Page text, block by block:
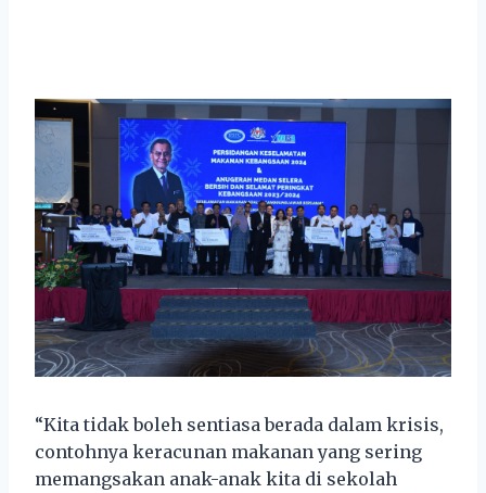
“Kita tidak boleh sentiasa berada dalam krisis,
contohnya keracunan makanan yang sering
memangsakan anak-anak kita di sekolah